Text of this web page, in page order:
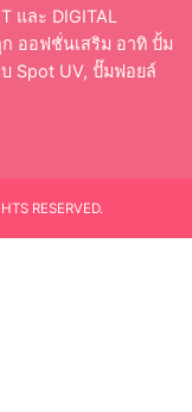
และ DIGITAL
ออฟชั่นเสริม อาทิ ปั้ม
Spot UV, ปั๊มฟอยล์
RESERVED.